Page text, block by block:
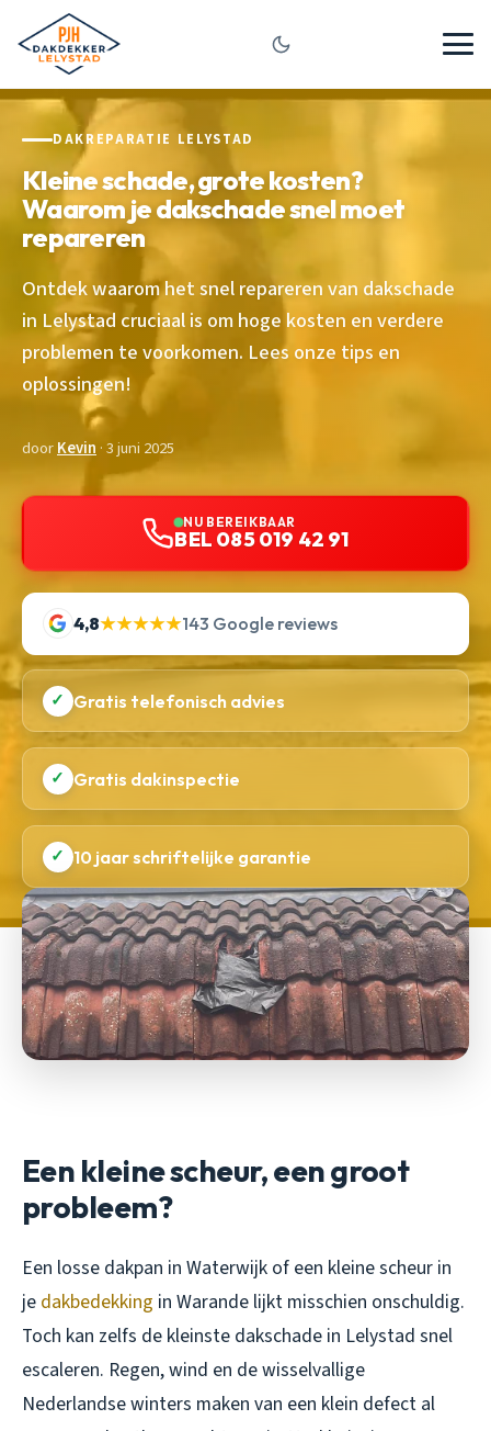
DAKREPARATIE LELYSTAD
Kleine schade, grote kosten?
Waarom je dakschade snel moet
repareren
Ontdek waarom het snel repareren van dakschade
in Lelystad cruciaal is om hoge kosten en verdere
problemen te voorkomen. Lees onze tips en
oplossingen!
doorKevin · 3 juni 2025
NU BEREIKBAAR
BEL 085 019 42 91
4,8★★★★★143 Google reviews
✓ Gratis telefonisch advies
✓ Gratis dakinspectie
✓ 10 jaar schriftelijke garantie
Een kleine scheur, een groot
probleem?
Een losse dakpan in Waterwijk of een kleine scheur in
je dakbedekking in Warande lijkt misschien onschuldig.
Toch kan zelfs de kleinste dakschade in Lelystad snel
escaleren. Regen, wind en de wisselvallige
Nederlandse winters maken van een klein defect al